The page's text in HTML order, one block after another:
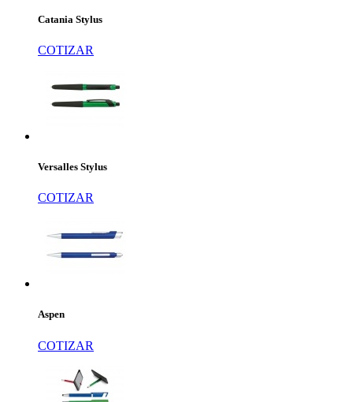
Catania Stylus
COTIZAR
Versalles Stylus
COTIZAR
Aspen
COTIZAR